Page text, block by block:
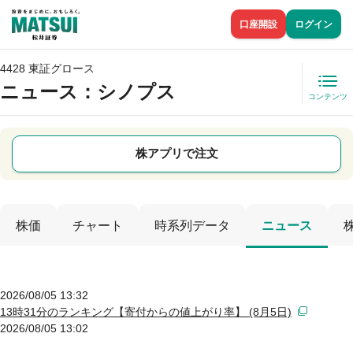
口座開設 ログイン
4428 東証グロース
ニュース ：シノプス コンテンツ
株アプリで注文
株価 チャート 時系列データ ニュース
2026/08/05 13:32
13時31分のランキング【寄付からの値上がり率】 (8月5日)
2026/08/05 13:02